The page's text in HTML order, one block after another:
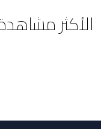
الأكثر